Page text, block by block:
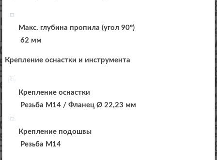
Макс. глубина пропила (угол 90°)
62 мм
Крепление оснастки и инструмента
Крепление оснастки
Резьба М14 / Фланец Ø 22,23 мм
Крепление подошвы
Резьба М14